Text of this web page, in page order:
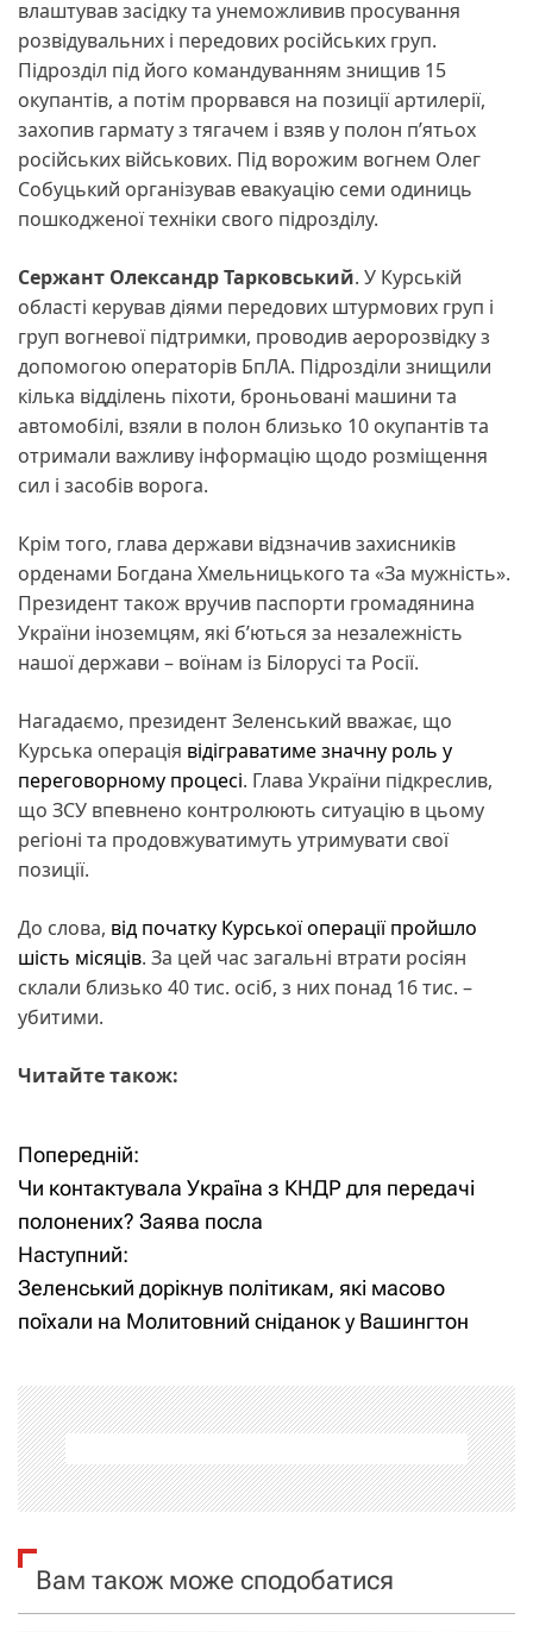
влаштував засідку та унеможливив просування
розвідувальних і передових російських груп.
Підрозділ під його командуванням знищив 15
окупантів, а потім прорвався на позиції артилерії,
захопив гармату з тягачем і взяв у полон п’ятьох
російських військових. Під ворожим вогнем Олег
Собуцький організував евакуацію семи одиниць
пошкодженої техніки свого підрозділу.
Сержант Олександр Тарковський. У Курській
області керував діями передових штурмових груп і
груп вогневої підтримки, проводив аеророзвідку з
допомогою операторів БпЛА. Підрозділи знищили
кілька відділень піхоти, броньовані машини та
автомобілі, взяли в полон близько 10 окупантів та
отримали важливу інформацію щодо розміщення
сил і засобів ворога.
Крім того, глава держави відзначив захисників
орденами Богдана Хмельницького та «За мужність».
Президент також вручив паспорти громадянина
України іноземцям, які б’ються за незалежність
нашої держави – воїнам із Білорусі та Росії.
Нагадаємо, президент Зеленський вважає, що
Курська операція відіграватиме значну роль у
переговорному процесі. Глава України підкреслив,
що ЗСУ впевнено контролюють ситуацію в цьому
регіоні та продовжуватимуть утримувати свої
позиції.
До слова, від початку Курської операції пройшло
шість місяців. За цей час загальні втрати росіян
склали близько 40 тис. осіб, з них понад 16 тис. –
убитими.
Читайте також:
Н
а
в
і
а
ц
і
я
з
Попередній:
Чи контактувала Україна з КНДР для передачі
полонених? Заява посла
Наступний:
Зеленський дорікнув політикам, які масово
поїхали на Молитовний сніданок у Вашингтон
Вам також може сподобатися